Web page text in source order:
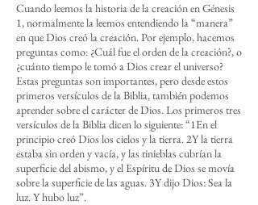
Cuando leemos la historia de la creación en Génesis
1, normalmente la leemos entendiendo la “manera”
en que Dios creó la creación. Por ejemplo, hacemos
preguntas como: ¿Cuál fue el orden de la creación?, o
¿cuánto tiempo le tomó a Dios crear el universo?
Estas preguntas son importantes, pero desde estos
primeros versículos de la Biblia, también podemos
aprender sobre el carácter de Dios. Los primeros tres
versículos de la Biblia dicen lo siguiente: “1En el
principio creó Dios los cielos y la tierra. 2Y la tierra
estaba sin orden y vacía, y las tinieblas cubrían la
superficie del abismo, y el Espíritu de Dios se movía
sobre la superficie de las aguas. 3Y dijo Dios: Sea la
luz. Y hubo luz”.